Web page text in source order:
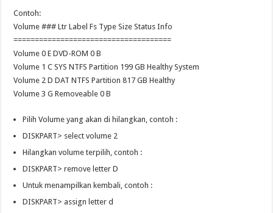
Contoh:
Volume ### Ltr Label Fs Type Size Status Info
=====================================
Volume 0 E DVD-ROM 0 B
Volume 1 C SYS NTFS Partition 199 GB Healthy System
Volume 2 D DAT NTFS Partition 817 GB Healthy
Volume 3 G Removeable 0 B
Pilih Volume yang akan di hilangkan, contoh :
DISKPART> select volume 2
Hilangkan volume terpilih, contoh :
DISKPART> remove letter D
Untuk menampilkan kembali, contoh :
DISKPART> assign letter d